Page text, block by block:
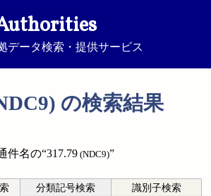
データ検索・提供サービス
の検索結果
件名の“317.79 (NDC9)”
分類記号検索 識別子検索